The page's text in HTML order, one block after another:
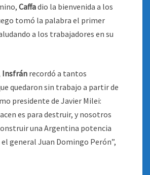
Caffadio la bienvenida a los
tomó la palabra el primer
a los trabajadores en su
Insfrán recordó a tantos
quedaron sin trabajo a partir de
presidente de Javier Milei:
es para destruir, y nosotros
una Argentina potencia
general Juan Domingo Perón”,